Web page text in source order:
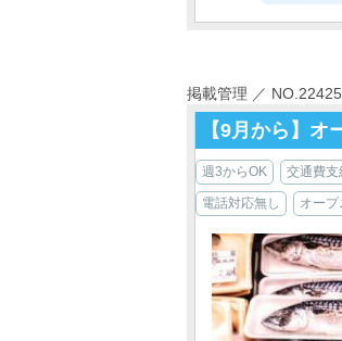
掲載管理 ／
【9月から】
週3からOK 交通費支
電話対応無し オー